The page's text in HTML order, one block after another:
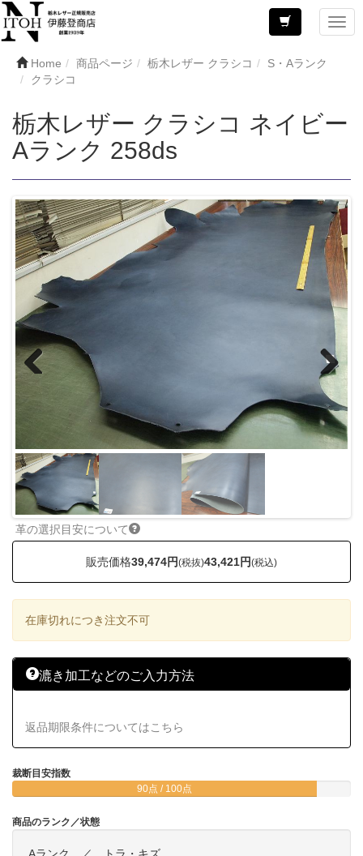
Home 商品ページ 栃木レザー クラシコ
S・Aランク
クラシコ
栃木レザー クラシコ ネイビー
Aランク 258ds
革の選択目安について
Previous Next
裁断目安指数
90点 / 100点
商品のランク／状態
販売価格39,474円(税抜)43,421円(税込)
在庫切れにつき注文不可
漉き加工などのご入力方法
返品期限条件についてはこちら